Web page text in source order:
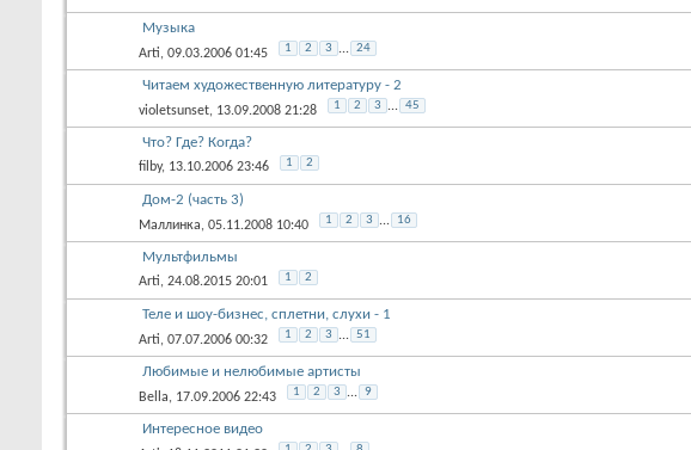
Музыка
Arti, 09.03.2006 01:45 1 2 3 ... 24
Читаем художественную литературу - 2
violetsunset, 13.09.2008 21:28 1 2 3 ... 45
Что? Где? Когда?
filby, 13.10.2006 23:46 1 2
Дом-2 (часть 3)
Маллинка, 05.11.2008 10:40 1 2 3 ... 16
Мультфильмы
Arti, 24.08.2015 20:01 1 2
Теле и шоу-бизнес, сплетни, слухи - 1
Arti, 07.07.2006 00:32 1 2 3 ... 51
Любимые и нелюбимые артисты
Bella, 17.09.2006 22:43 1 2 3 ... 9
Интересное видео